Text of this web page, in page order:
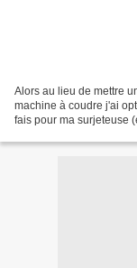
Alors au lieu de mettre
machine à coudre j'ai
fais pour ma surjeteuse